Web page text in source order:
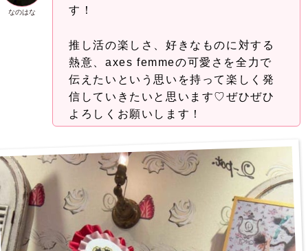
なのはな
す！
推し活の楽しさ、好きなものに対する
熱意、axes femmeの可愛さを全力で
伝えたいという思いを持って楽しく発
信していきたいと思います♡ぜひぜひ
よろしくお願いします！